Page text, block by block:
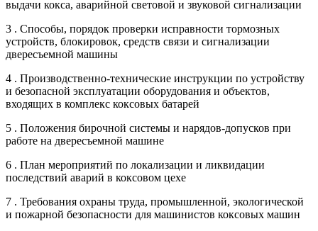
выдачи кокса, аварийной световой и звуковой сигнализации
3 . Способы, порядок проверки исправности тормозных
устройств, блокировок, средств связи и сигнализации
двересъемной машины
4 . Производственно-технические инструкции по устройству
и безопасной эксплуатации оборудования и объектов,
входящих в комплекс коксовых батарей
5 . Положения бирочной системы и нарядов-допусков при
работе на двересъемной машине
6 . План мероприятий по локализации и ликвидации
последствий аварий в коксовом цехе
7 . Требования охраны труда, промышленной, экологической
и пожарной безопасности для машинистов коксовых машин